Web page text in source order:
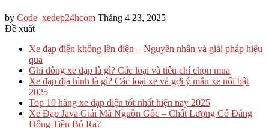
by Code_xedep24hcom Tháng 4 23, 2025
Đề xuất
Xe đạp điện không lên điện – Nguyên nhân và giải pháp hiệu
quả
Ghi đông xe đạp là gì? Các loại và tiêu chí chọn mua
Xe đạp địa hình là gì? Các loại xe và gợi ý mẫu xe nổi bật
2025
Top 10 hãng xe đạp điện tốt nhất hiện nay​ 2025
Xe Đạp Java Giải Mã Nguồn Gốc – Chất Lượng Có Đáng
Đồng Tiền Bỏ Ra?